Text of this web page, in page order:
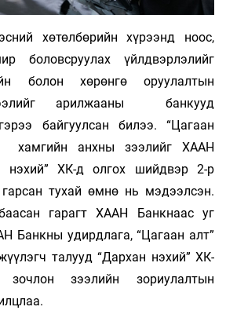
хөтөлбөрийн хүрээнд ноос,
боловсруулах үйлдвэрлэлийг
болон хөрөнгө оруулалтын
арилжааны банкууд
байгуулсан билээ. “Цагаан
хамгийн анхны зээлийг ХААН
нэхий” ХК-д олгох шийдвэр 2-р
тухай өмнө нь мэдээлсэн.
гарагт ХААН Банкнаас уг
Банкны удирдлага, “Цагаан алт”
талууд “Дархан нэхий” ХК-
зээлийн зориулалтын